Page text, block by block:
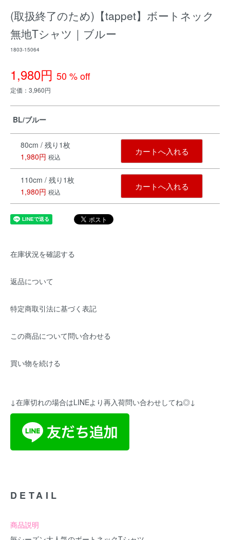
(取扱終了のため)【tappet】ボートネック
無地Tシャツ｜ブルー
1803-15064
1,980円 50 % off
定価：3,960円
BL/ブルー
80cm / 残り1枚
1,980円 税込
カートへ入れる
110cm / 残り1枚
1,980円 税込
カートへ入れる
在庫状況を確認する
返品について
特定商取引法に基づく表記
この商品について問い合わせる
買い物を続ける
↓在庫切れの場合はLINEより再入荷問い合わせしてね◎↓
DETAIL
商品説明